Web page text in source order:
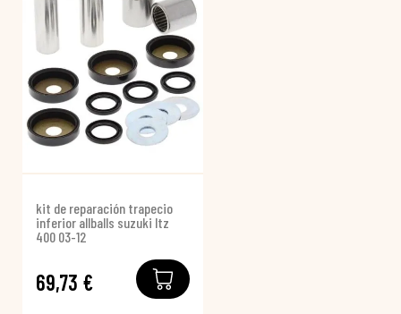
kit de reparación trapecio
inferior allballs suzuki ltz
400 03-12
69,73 €